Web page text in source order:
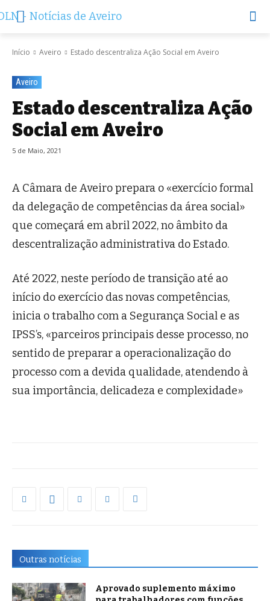
Início Aveiro Estado descentraliza Ação Social em Aveiro
Aveiro
Estado descentraliza Ação
Social em Aveiro
5 de Maio, 2021
A Câmara de Aveiro prepara o «exercício formal
da delegação de competências da área social»
que começará em abril 2022, no âmbito da
descentralização administrativa do Estado.
Até 2022, neste período de transição até ao
início do exercício das novas competências,
inicia o trabalho com a Segurança Social e as
IPSS’s, «parceiros principais desse processo, no
sentido de preparar a operacionalização do
processo com a devida qualidade, atendendo à
sua importância, delicadeza e complexidade»
Outras notícias
Aprovado suplemento máximo